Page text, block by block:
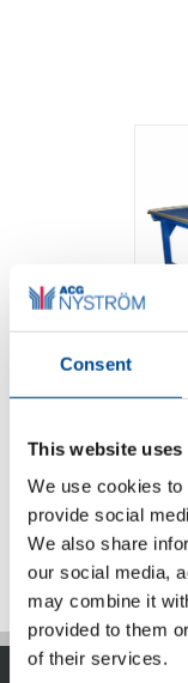
Consent
This website uses
We use cookies
provide social
We also share
our social media,
may combine it
provided to them
of their services.